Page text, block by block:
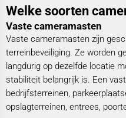
Welke soorten
Vaste cameramasten
Vaste cameramasten zijn
terreinbeveiliging. Ze worden
langdurig op dezelfde locatie
stabiliteit belangrijk is. Een
bedrijfsterreinen,
opslagterreinen, entrees,